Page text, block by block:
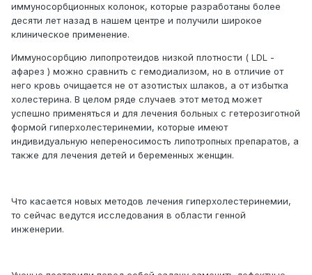
иммуносорбционных колонок, которые разработаны более
десяти лет назад в нашем центре и получили широкое
клиническое применение.
Иммуносорбцию липопротеидов низкой плотности ( LDL -
афарез ) можно сравнить с гемодиализом, но в отличие от
него кровь очищается не от азотистых шлаков, а от избытка
холестерина. В целом ряде случаев этот метод может
успешно применяться и для лечения больных с гетерозиготной
формой гиперхолестеринемии, которые имеют
индивидуальную непереносимость липотропных препаратов, а
также для лечения детей и беременных женщин.
Что касается новых методов лечения гиперхолестеринемии,
то сейчас ведутся исследования в области генной
инженерии.